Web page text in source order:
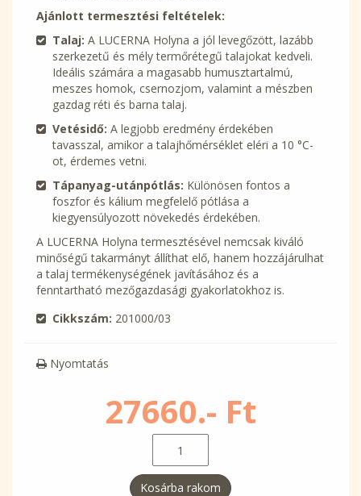
Ajánlott termesztési feltételek:
Talaj: A LUCERNA Holyna a jól levegőzött, lazább
szerkezetű és mély termőrétegű talajokat kedveli.
Ideális számára a magasabb humusztartalmú,
meszes homok, csernozjom, valamint a mészben
gazdag réti és barna talaj.
Vetésidő: A legjobb eredmény érdekében
tavasszal, amikor a talajhőmérséklet eléri a 10 °C-
ot, érdemes vetni.
Tápanyag-utánpótlás: Különösen fontos a
foszfor és kálium megfelelő pótlása a
kiegyensúlyozott növekedés érdekében.
A LUCERNA Holyna termesztésével nemcsak kiváló
minőségű takarmányt állíthat elő, hanem hozzájárulhat
a talaj termékenységének javításához és a
fenntartható mezőgazdasági gyakorlatokhoz is.
Cikkszám: 201000/03
Nyomtatás
27660.- Ft
Kosárba rakom